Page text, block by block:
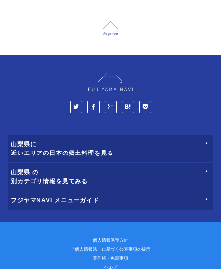
山梨県に
近いエリアの日本の郷土料理を見る
山梨県 の
別カテゴリ情報を見てみる
フジヤマNAVI メニューガイド
個人情報保護方針
「個人情報法」に基づく公表事項の提示
著作権・免責事項
ヘルプ